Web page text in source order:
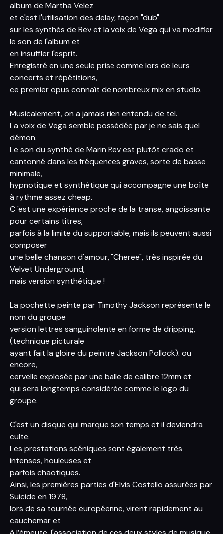
album de Martha Velez
et c'est l'utilisation des delay, façon "dub"
sur les synthés de Rev et la voix de Vega qui va modifier
le son de l'album et
en insuffler l'esprit.
Enregistré en une seule prise comme lors de leurs
concerts et répétitions,
ce premier opus connaît de nombreux mix en studio.
Musicalement, on a jamais rien entendu de tel.
La voix de Vega semble possédée par je ne sais quel
démon.
Le son du synthé de Marin Rev est plutôt crado et
cantonné dans les fréquences graves, sorte de basse
minimale,
hypnotique et synthétique qui accompagne une boîte
à rythme assez cheap.
C 'est une expérience proche de la transe, angoissante
pour certains titres,
parfois à la limite du supportable, mais ils peuvent aussi
composer
une belle chanson d'amour, "Cheree", très inspirée du
Velvet Underground,
mais version synthétique !
La pochette peinte par Timothy Jackson représente le
nom du groupe
version lettres sanguinolente en forme de dripping,
(technique picturale
ayant fait la gloire du peintre Jackson Pollock), ou
encore,
cervelle explosée par une balle de calibre 12mm et
qui sera longtemps considérée comme le logo du
groupe.
C'est un disque qui marque son temps et il deviendra
culte.
Les prestations scéniques sont également très
intenses, houleuses et
parfois chaotiques.
Ainsi, les premières parties d'Elvis Costello assurées par
Suicide en 1978,
lors de sa tournée européenne, virent rapidement au
cauchemar et